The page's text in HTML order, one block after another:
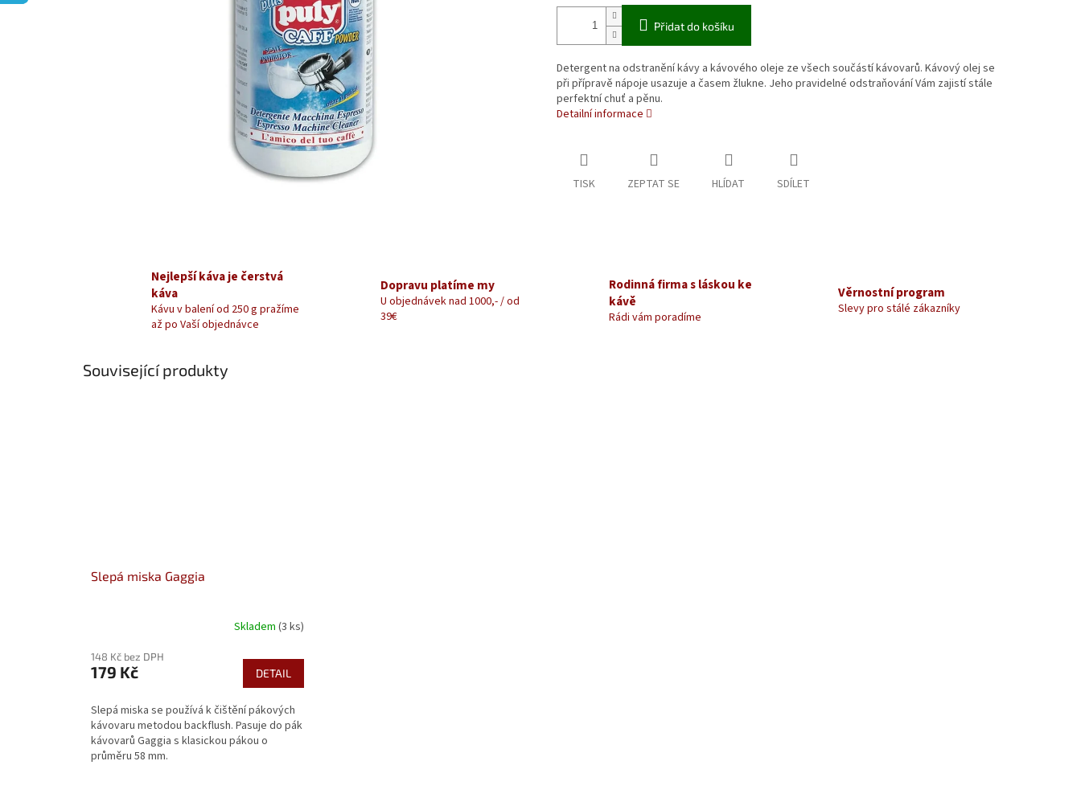
Přidat do košíku
Detergent na odstranění kávy a kávového oleje ze všech součástí kávovarů. Kávový olej se
při přípravě nápoje usazuje a časem žlukne. Jeho pravidelné odstraňování Vám zajistí stále
perfektní chuť a pěnu.
Detailní informace
TISK ZEPTAT SE HLÍDAT SDÍLET
Nejlepší káva je čerstvá
káva
Kávu v balení od 250 g pražíme
až po Vaší objednávce
Dopravu platíme my
U objednávek nad 1000,- / od
39€
Rodinná firma s láskou ke
kávě
Rádi vám poradíme
Věrnostní program
Slevy pro stálé zákazníky
Související produkty
Slepá miska Gaggia
Skladem (3 ks)
148 Kč bez DPH
179 Kč DETAIL
Slepá miska se používá k čištění pákových
kávovaru metodou backflush. Pasuje do pák
kávovarů Gaggia s klasickou pákou o
průměru 58 mm.